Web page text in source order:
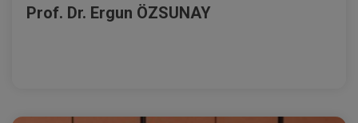
Prof. Dr. Ergun ÖZSUNAY